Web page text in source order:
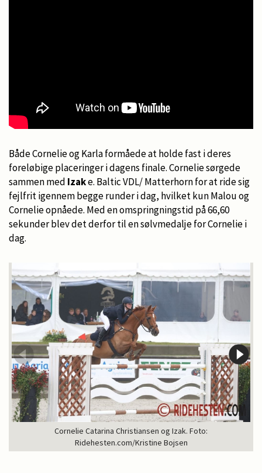
Både Cornelie og Karla formåede at holde fast i deres
foreløbige placeringer i dagens finale. Cornelie sørgede
sammen med Izake. Baltic VDL/ Matterhorn for at ride sig
fejlfrit igennem begge runder i dag, hvilket kun Malou og
Cornelie opnåede. Med en omspringningstid på 66,60
sekunder blev det derfor til en sølvmedalje for Cornelie i
dag.
Cornelie Catarina Christiansen og Izak. Foto:
Ridehesten.com/Kristine Bojsen